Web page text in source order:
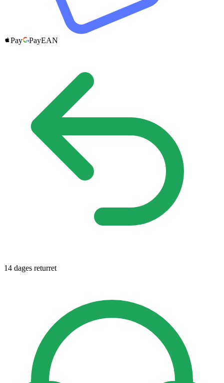
Pay PayEAN
14 dages returret